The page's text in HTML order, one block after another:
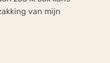
van mijn